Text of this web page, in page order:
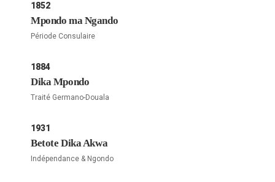
1852
Mpondo ma Ngando
Période Consulaire
1884
Dika Mpondo
Traité Germano-Douala
1931
Betote Dika Akwa
Indépendance & Ngondo